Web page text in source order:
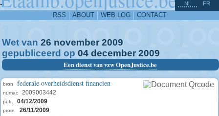
-
RSS ABOUT WEB LOG CONTACT
NL FR
Wet van 26 november 2009
gepubliceerd op 04 december 2009
Een dienst van vzw OpenJustice.be
bron federale overheidsdienst financien
numac 2009003442
pub. 04/12/2009
prom. 26/11/2009
^